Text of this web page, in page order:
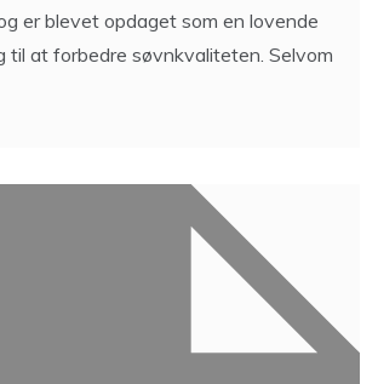
er blevet opdaget som en lovende
til at forbedre søvnkvaliteten. Selvom